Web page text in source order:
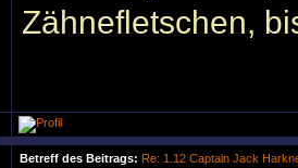
Zähnefletschen,
Betreff des Beitrags: Re: 1.12 Captain Jack